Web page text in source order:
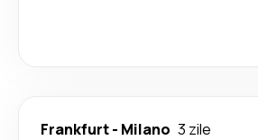
Frankfurt- Milano 3 zile